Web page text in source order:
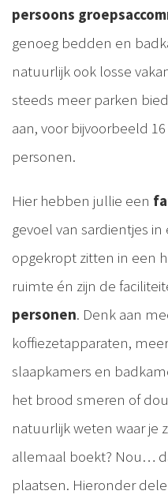
persoons
genoeg bedden en
natuurlijk ook losse
steeds meer parken
aan, voor bijvoorbeeld
personen.
Hier hebben jullie een
gevoel van sardientjes
opgekropt zitten in een
ruimte én zijn de
personen. Denk aan
koffiezetapparaten,
slaapkamers en
het brood smeren of
natuurlijk weten waar je
allemaal boekt? Nou…
plaatsen. Hieronder